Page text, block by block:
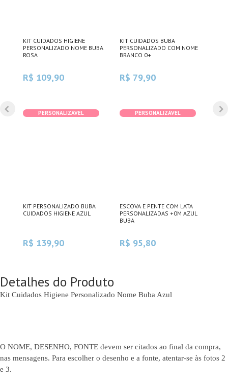
KIT CUIDADOS HIGIENE
PERSONALIZADO NOME BUBA
ROSA
R$ 109,90
PERSONALIZÁVEL
KIT PERSONALIZADO BUBA
CUIDADOS HIGIENE AZUL
R$ 139,90
KIT CUIDADOS BUBA
PERSONALIZADO COM NOME
BRANCO 0+
R$ 79,90
PERSONALIZÁVEL
ESCOVA E PENTE COM LATA
PERSONALIZADAS +0M AZUL
BUBA
R$ 95,80
Detalhes do Produto
Kit Cuidados Higiene Personalizado Nome Buba Azul
O NOME, DESENHO, FONTE devem ser citados ao final da compra,
nas mensagens. Para escolher o desenho e a fonte, atentar-se às fotos 2
e 3.